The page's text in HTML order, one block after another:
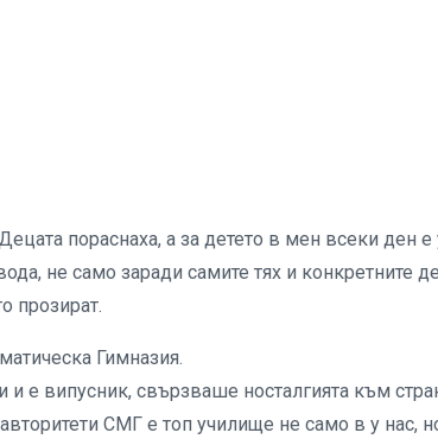
пораснаха, а за детето в мен всеки ден е
не само заради самите тях и конкретните
прозират.
Гимназия.
и е випусник, свързваше носталгията към
СМГ е топ училище не само в у нас,